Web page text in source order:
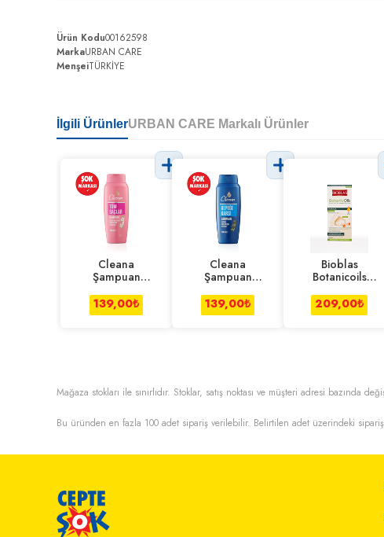
Ürün Kodu00162598
MarkaURBAN CARE
MenşeiTÜRKİYE
İlgili ÜrünlerURBAN CARE Markalı Ürünler
Cleana
Şampuan
Yasemin Özlü
600 ml
139,00₺
Cleana
Şampuan
Zeytinyağlı 600
ml
139,00₺
Bioblas
Botanicoils
Şampuanı 360
ml
209,00₺
Mağaza stokları ile sınırlıdır. Stoklar, satış noktası ve müşteri adresi bazında
Bu üründen en fazla 100 adet sipariş verilebilir. Belirtilen adet üzerindeki